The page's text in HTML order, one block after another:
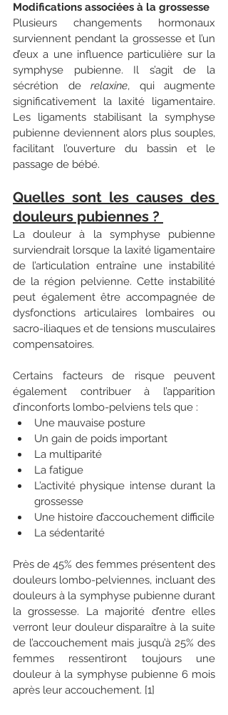
Modifications associées à la grossesse
Plusieurs changements hormonaux
surviennent pendant la grossesse et l’un
d’eux a une influence particulière sur la
symphyse pubienne. Il s’agit de la
sécrétion de relaxine, qui augmente
significativement la laxité ligamentaire.
Les ligaments stabilisant la symphyse
pubienne deviennent alors plus souples,
facilitant l’ouverture du bassin et le
passage de bébé.
Quelles sont les causes des
douleurs pubiennes ?
La douleur à la symphyse pubienne
surviendrait lorsque la laxité ligamentaire
de l’articulation entraîne une instabilité
de la région pelvienne. Cette instabilité
peut également être accompagnée de
dysfonctions articulaires lombaires ou
sacro-iliaques et de tensions musculaires
compensatoires.
Certains facteurs de risque peuvent
également contribuer à l’apparition
d’inconforts lombo-pelviens tels que :
Une mauvaise posture
Un gain de poids important
La multiparité
La fatigue
L’activité physique intense durant la
grossesse
Une histoire d’accouchement difficile
La sédentarité
Près de 45% des femmes présentent des
douleurs lombo-pelviennes, incluant des
douleurs à la symphyse pubienne durant
la grossesse. La majorité d’entre elles
verront leur douleur disparaître à la suite
de l’accouchement mais jusqu’à 25% des
femmes ressentiront toujours une
douleur à la symphyse pubienne 6 mois
après leur accouchement. [1]